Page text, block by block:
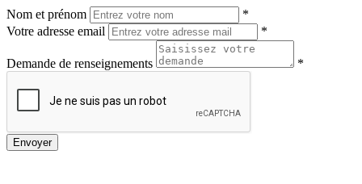
Nom et prénom
*
Votre adresse email
*
Demande de renseignements *
Envoyer